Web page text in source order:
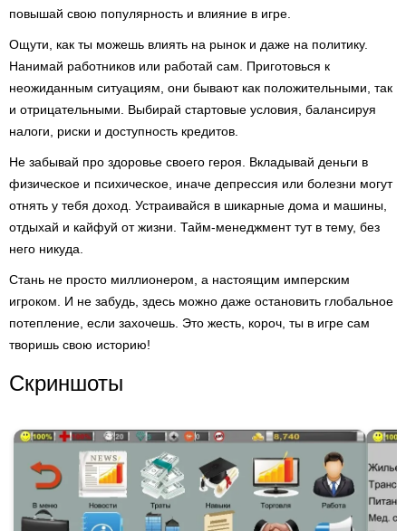
повышай свою популярность и влияние в игре.
Ощути, как ты можешь влиять на рынок и даже на политику.
Нанимай работников или работай сам. Приготовься к
неожиданным ситуациям, они бывают как положительными, так
и отрицательными. Выбирай стартовые условия, балансируя
налоги, риски и доступность кредитов.
Не забывай про здоровье своего героя. Вкладывай деньги в
физическое и психическое, иначе депрессия или болезни могут
отнять у тебя доход. Устраивайся в шикарные дома и машины,
отдыхай и кайфуй от жизни. Тайм-менеджмент тут в тему, без
него никуда.
Стань не просто миллионером, а настоящим имперским
игроком. И не забудь, здесь можно даже остановить глобальное
потепление, если захочешь. Это жесть, короч, ты в игре сам
творишь свою историю!
Скриншоты